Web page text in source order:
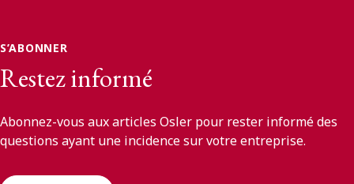
S’ABONNER
Restez informé
Abonnez-vous aux articles Osler pour rester informé des
questions ayant une incidence sur votre entreprise.